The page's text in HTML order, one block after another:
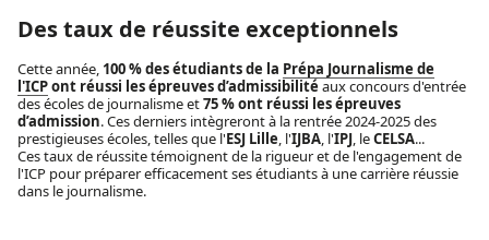
Des taux de réussite exceptionnels
Cette année, 100 % des étudiants de la Prépa Journalisme de
l'ICPont réussi les épreuves d’admissibilité aux concours d'entrée
des écoles de journalisme et75 % ont réussi les épreuves
d’admission. Ces derniers intègreront à la rentrée 2024-2025 des
prestigieuses écoles, telles que l'ESJ Lille, l'IJBA, l'IPJ, leCELSA...
Ces taux de réussite témoignent de la rigueur et de l'engagement de
l'ICP pour préparer efficacement ses étudiants à une carrière réussie
dans le journalisme.